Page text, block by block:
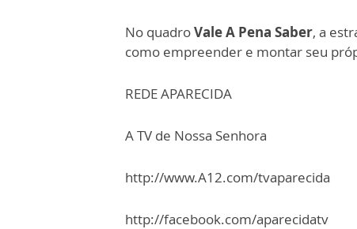
No quadroVale A Pena Saber, a
como empreender e montar seu
REDE APARECIDA
A TV de Nossa Senhora
http://www.A12.com/tvaparecida
http://facebook.com/aparecidatv